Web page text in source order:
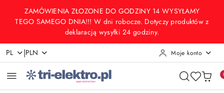
Przejdź do treści głównej
Przejdź do wyszukiwarki
Przejdź do moje konto
Przejdź do menu głównego
Przejdź do opisu produktu
Przejdź do stopki
ZAMÓWIENIA ZŁOZONE DO GODZINY 14 WYSYŁAMY
TEGO SAMEGO DNIA!!! W dni robocze. Dotyczy produktów z
deklaracją wysyłki 24 godziny.
PL |PLN Moje konto